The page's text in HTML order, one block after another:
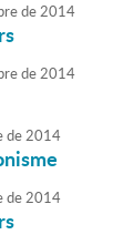
de2014
de2014
de2014
de2014